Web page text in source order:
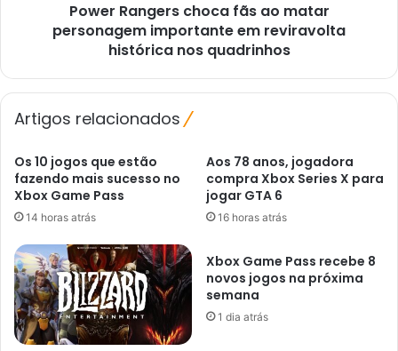
reviravolta
histórica
Power Rangers choca fãs ao matar
personagem importante em reviravolta
histórica nos quadrinhos
Artigos relacionados
Os 10 jogos que estão
fazendo mais sucesso no
Xbox Game Pass
14 horas atrás
Aos 78 anos, jogadora
compra Xbox Series X para
jogar GTA 6
16 horas atrás
Xbox Game Pass recebe 8
novos jogos na próxima
semana
1 dia atrás